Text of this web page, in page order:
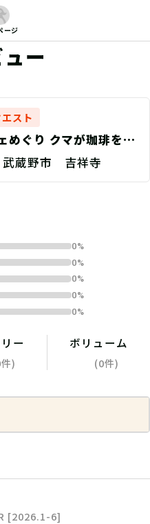
ージ
ー
スト
めぐり クマが珈琲を飲
蔵野市 吉祥寺
0%
0%
0%
0%
0%
ー
)
ボリューム
(0件)
[2026.1-6]